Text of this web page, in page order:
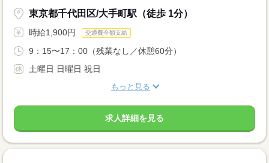
東京都千代田区/大手町駅（徒歩 1分）
時給1,900円 交通費全額支給
9：15〜17：00（残業なし／休憩60分）
土曜日 日曜日 祝日
もっと見る
求人詳細を見る